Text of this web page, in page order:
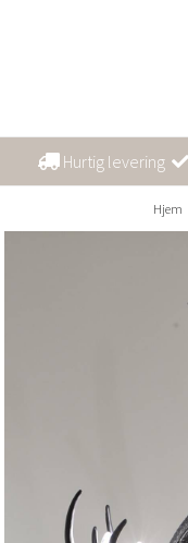
Hurtig levering
Hjem